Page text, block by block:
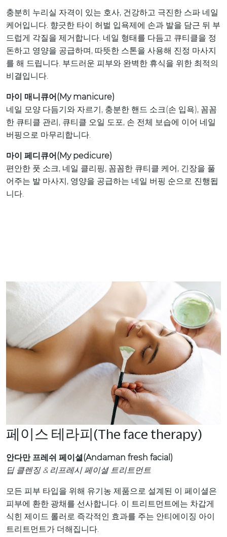
충분히 누리실 자격이 있는 호사, 건강하고 극진한 스파 네일
케어입니다. 향긋한 타이 허벌 입욕제에 손과 발을 담근 뒤 부
드럽게 각질을 제거합니다. 네일 형태를 다듬고 큐티클을 정
돈하고 영양을 공급하며, 따뜻한 스톤을 사용해 진정 마사지
를 해 드립니다. 부드러운 피부와 완벽한 휴식을 위한 최적의
비결입니다.
마이 매니큐어(My manicure)
네일 모양 다듬기와 자르기, 충분한 핸드 소크(손 입욕), 꼼꼼
한 큐티클 관리, 큐티클 오일 도포, 손 전체 보습에 이어 네일
버핑으로 마무리합니다.
마이 페디큐어(My pedicure)
편안한 풋 소크, 네일 클리핑, 꼼꼼한 큐티클 케어, 긴장을 풀
어주는 발 마사지, 영양을 공급하는 네일 버핑 순으로 진행됩
니다.
페이스 테라피(The face therapy)
안다만 프레쉬 페이셜(Andaman fresh facial)
딥 클렌징 & 리프레시 페이셜 트리트먼트
모든 피부 타입을 위해 유기농 제품으로 설계된 이 페이셜은
피부에 환한 광채를 선사합니다. 이 트리트먼트에는 차갑게
식힌 제이드 롤러로 즉각적인 효과를 주는 안티에이징 아이
트리트먼트가 더해집니다.